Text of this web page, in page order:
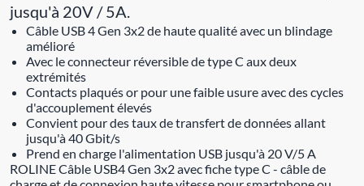
jusqu'à 20V / 5A.
Câble USB 4 Gen 3x2 de haute qualité avec un blindage
amélioré
Avec le connecteur réversible de type C aux deux
extrémités
Contacts plaqués or pour une faible usure avec des cycles
d'accouplement élevés
Convient pour des taux de transfert de données allant
jusqu'à 40 Gbit/s
Prend en charge l'alimentation USB jusqu'à 20 V/5 A
ROLINE Câble USB4 Gen 3x2 avec fiche type C - câble de